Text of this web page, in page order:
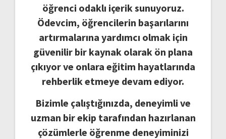
öğrenci odaklı içerik sunuyoruz.
Ödevcim, öğrencilerin başarılarını
artırmalarına yardımcı olmak için
güvenilir bir kaynak olarak ön plana
çıkıyor ve onlara eğitim hayatlarında
rehberlik etmeye devam ediyor.
Bizimle çalıştığınızda, deneyimli ve
uzman bir ekip tarafından hazırlanan
çözümlerle öğrenme deneyiminizi